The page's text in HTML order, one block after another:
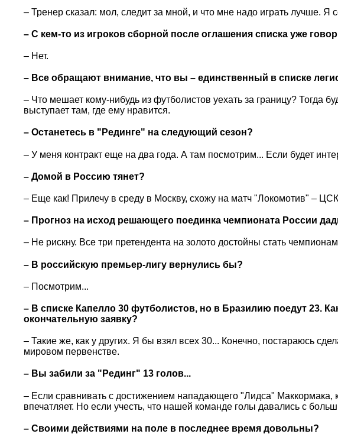
– Тренер сказал: мол, следит за мной, и что мне надо играть лучше. Я
– С кем-то из игроков сборной после оглашения списка уже
– Нет.
– Все обращают внимание, что вы – единственный в списке
– Что мешает кому-нибудь из футболистов уехать за границу? Тогда
выступает там, где ему нравится.
– Останетесь в "Рединге" на следующий сезон?
– У меня контракт еще на два года. А там посмотрим... Если будет
– Домой в Россию тянет?
– Еще как! Прилечу в среду в Москву, схожу на матч "Локомотив" –
– Прогноз на исход решающего поединка чемпионата России
– Не рискну. Все три претендента на золото достойны стать
– В российскую премьер-лигу вернулись бы?
– Посмотрим...
– В списке Капелло 30 футболистов, но в Бразилию поедут 23.
окончательную заявку?
– Такие же, как у других. Я бы взял всех 30... Конечно, постараюсь
мировом первенстве.
– Вы забили за "Рединг" 13 голов...
– Если сравнивать с достижением нападающего "Лидса" Маккормака,
впечатляет. Но если учесть, что нашей команде голы давались с
– Своими действиями на поле в последнее время довольны?